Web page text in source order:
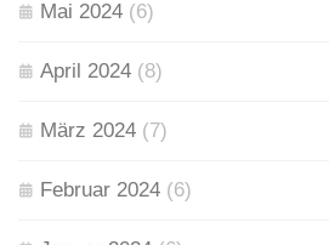
Mai 2024 (6)
April 2024 (8)
März 2024 (7)
Februar 2024 (6)